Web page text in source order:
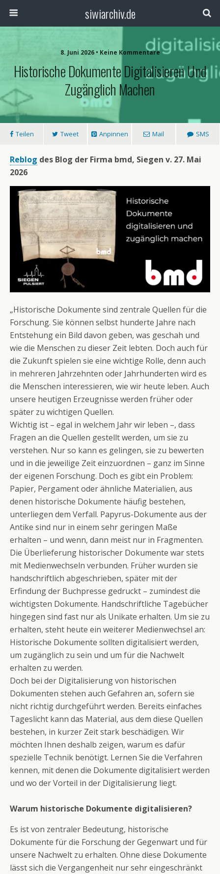
siwiarchiv.de
8. Juni 2026 • Keine Kommentare
Historische Dokumente Digitalisieren Und
Zugänglich Machen
Teilen Tweet Anpinnen Mail SMS
Reblog des Blog der Firma bmd, Siegen v. 27. Mai
2026
„Historische Dokumente sind zentrale Quellen für die
Forschung. Sie können selbst hunderte Jahre nach
Entstehung ein Bild davon geben, was geschah und
wie die Menschen zu dieser Zeit lebten. Doch auch für
die Zukunft spielen sie eine wichtige Rolle, denn auch
in mehreren Jahrzehnten oder Jahrhunderten wird es
die Menschen interessieren, wie wir heute leben. Auch
unsere heutigen Erzeugnisse werden früher oder
später zu wichtigen Quellen.
Wichtig ist – egal in welchem Jahr wir leben –, dass
Fragen an die Quellen gestellt werden, um sie zu
verstehen. Nur so kann es gelingen, sie zu bewerten
und in die jeweilige Zeit einzuordnen – ganz im Sinne
der eigenen Forschung. Doch es gibt ein Problem:
Papier, Pergament oder ähnliche Materialien, aus
denen historische Dokumente häufig bestehen,
unterliegen dem Verfall. Papyrus-Dokumente aus der
Antike sind nur in einem sehr geringen Maße
erhalten – und wenn, dann meist nur in Fragmenten.
Die Überlieferung historischer Dokumente war stets
mit Medienwechseln verbunden. Früher wurden sie
handschriftlich abgeschrieben, später mit der
Erfindung der Buchpresse gedruckt – zumindest die
wichtigsten Dokumente. Handschriftliche Tagebücher
hingegen sind fast nur als Unikate erhalten. Um sie zu
erhalten, steht heute ein weiterer Medienwechsel an:
Historische Dokumente sollten digitalisiert werden,
um zugänglich zu sein und um für die Nachwelt
erhalten zu werden.
Doch bei der Digitalisierung von historischen
Dokumenten stehen auch Gefahren an, sofern sie
nicht richtig durchgeführt werden. Bereits einfaches
Tageslicht kann das Material, aus dem diese Quellen
bestehen, in kurzer Zeit stark beschädigen. Wir
möchten Ihnen deshalb zeigen, warum es dafür
spezielle Technik benötigt. Lernen Sie die Verfahren
kennen, mit denen die Dokumente digitalisiert werden
und wo der Vorteil in der Digitalisierung liegt.
Warum historische Dokumente digitalisieren?
Es ist von zentraler Bedeutung, historische
Dokumente für die Forschung der Gegenwart und für
unsere Nachwelt zu erhalten. Ohne diese Dokumente
lässt sich die Vergangenheit nur sehr eingeschränkt